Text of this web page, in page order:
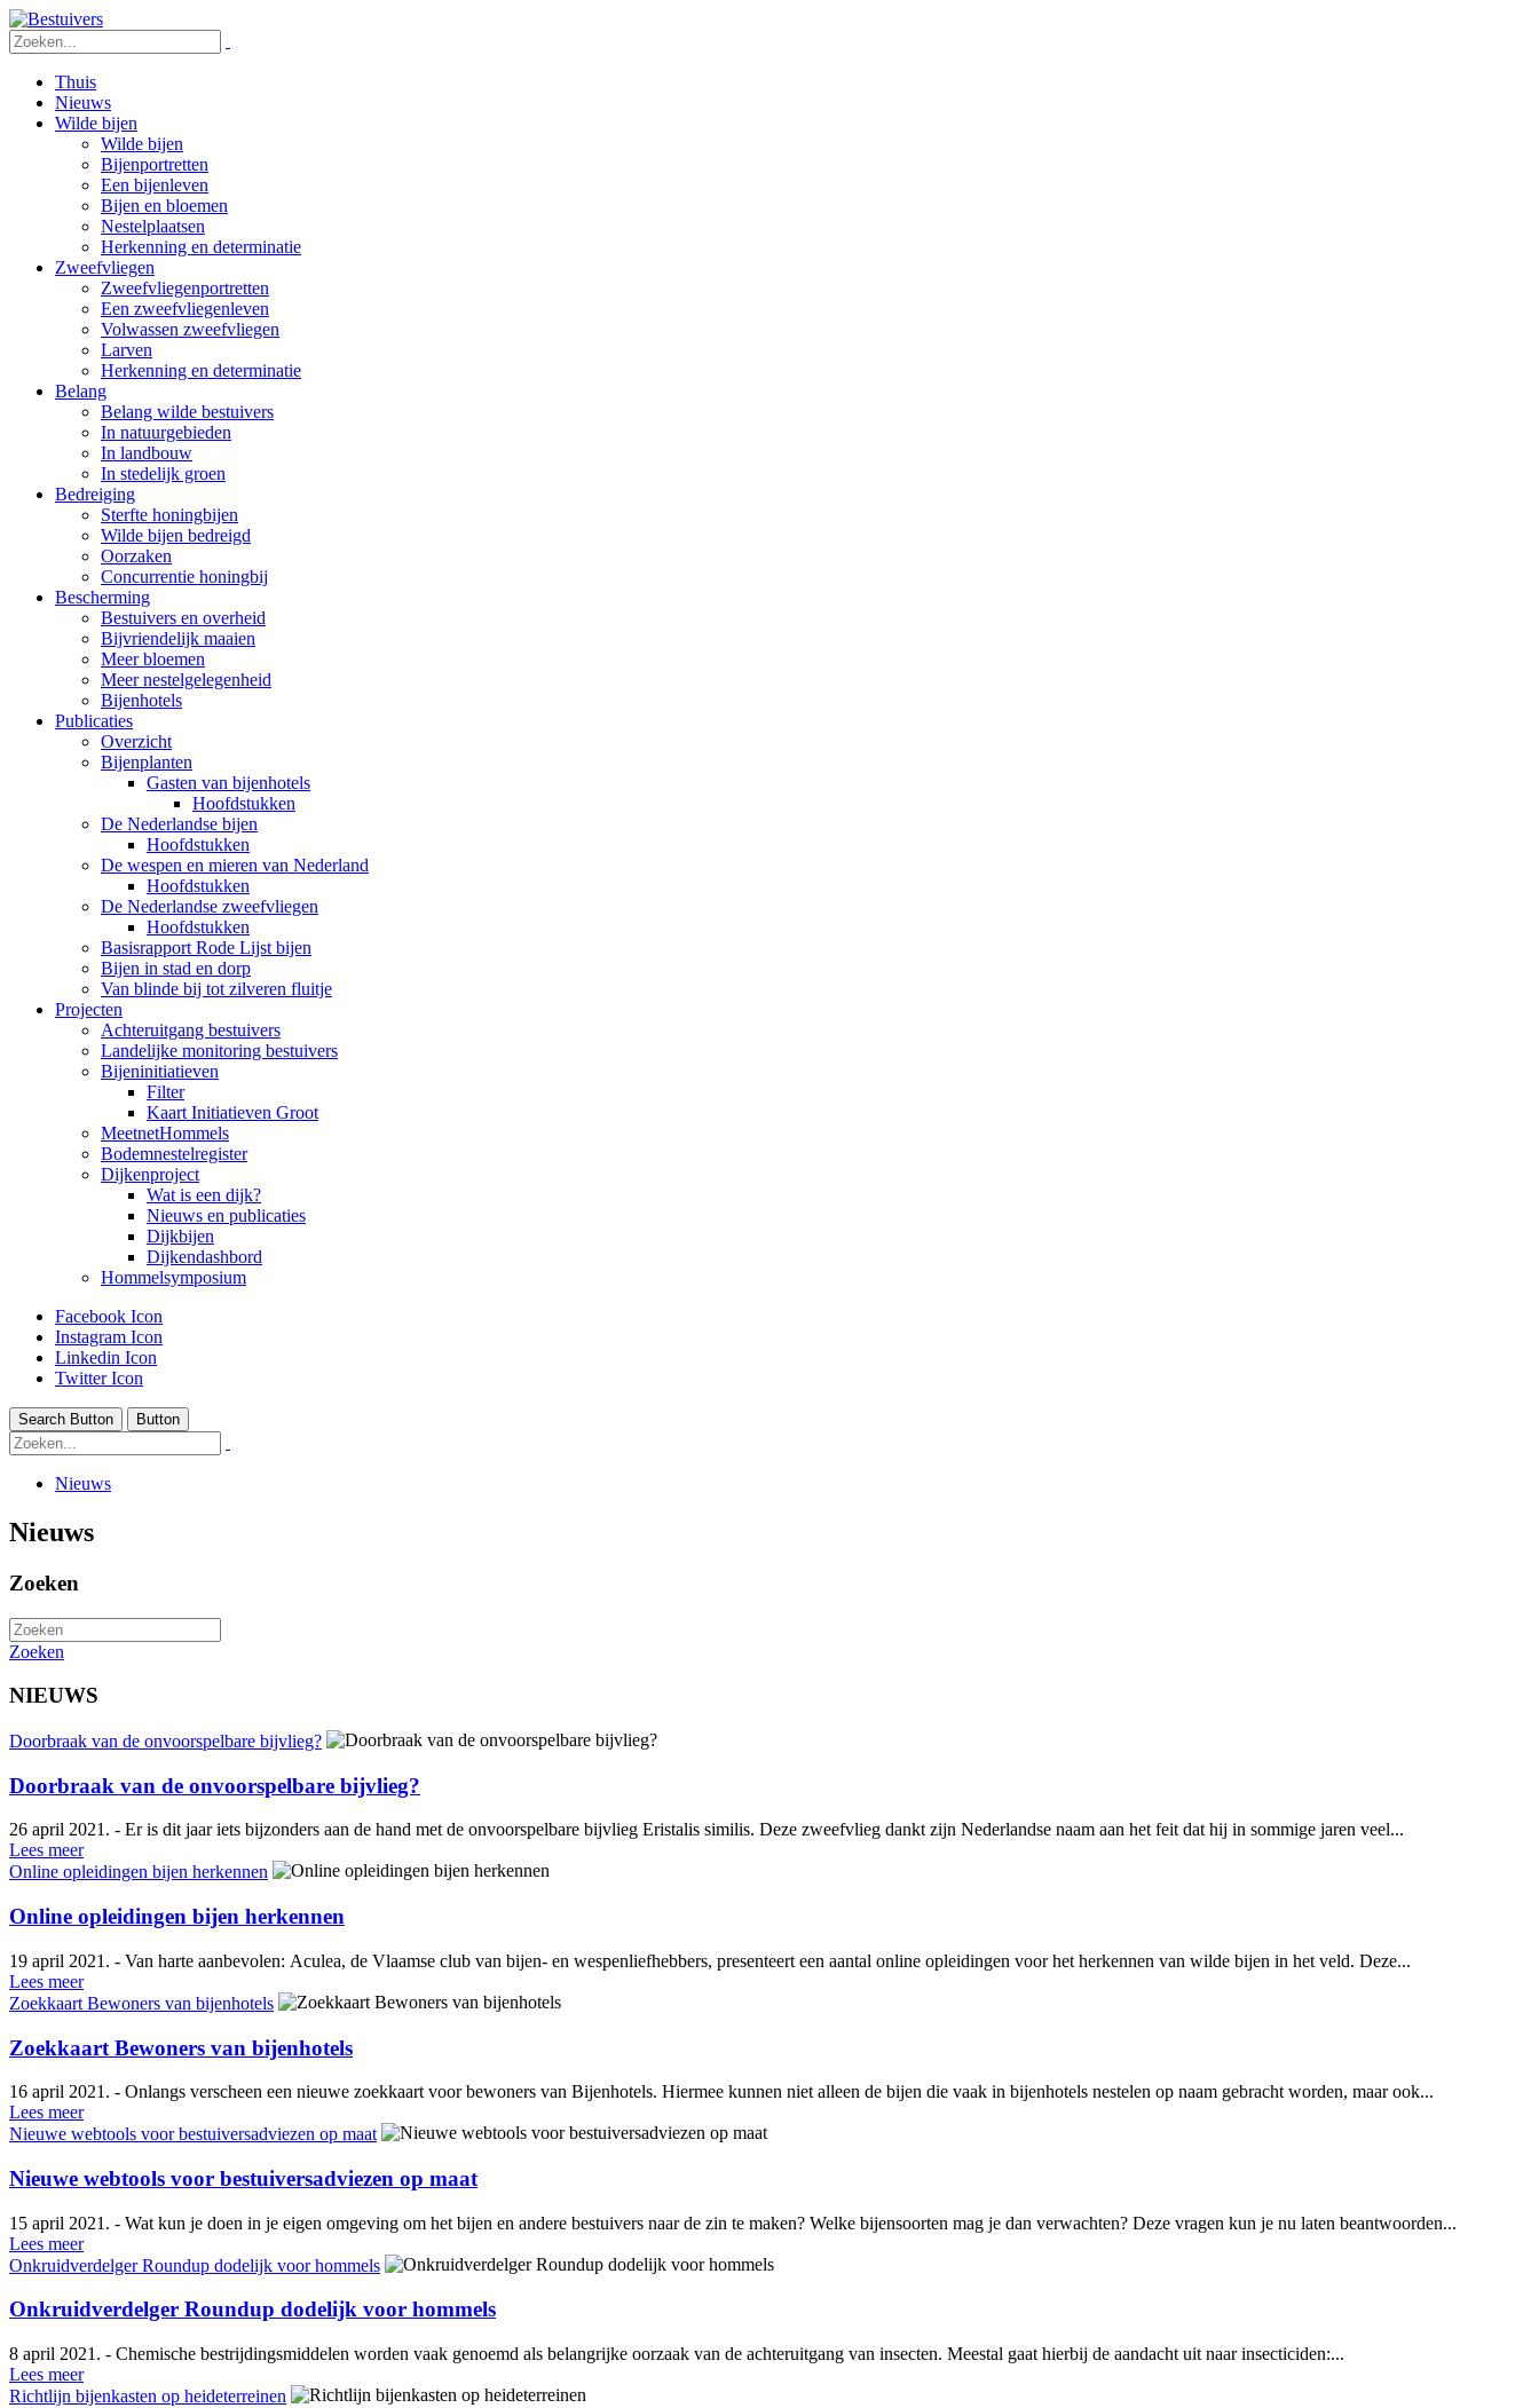
Thuis
Nieuws
Wilde bijen
Wilde bijen
Bijenportretten
Een bijenleven
Bijen en bloemen
Nestelplaatsen
Herkenning en determinatie
Zweefvliegen
Zweefvliegenportretten
Een zweefvliegenleven
Volwassen zweefvliegen
Larven
Herkenning en determinatie
Belang
Belang wilde bestuivers
In natuurgebieden
In landbouw
In stedelijk groen
Bedreiging
Sterfte honingbijen
Wilde bijen bedreigd
Oorzaken
Concurrentie honingbij
Bescherming
Bestuivers en overheid
Bijvriendelijk maaien
Meer bloemen
Meer nestelgelegenheid
Bijenhotels
Publicaties
Overzicht
Bijenplanten
Gasten van bijenhotels
Hoofdstukken
De Nederlandse bijen
Hoofdstukken
De wespen en mieren van Nederland
Hoofdstukken
De Nederlandse zweefvliegen
Hoofdstukken
Basisrapport Rode Lijst bijen
Bijen in stad en dorp
Van blinde bij tot zilveren fluitje
Projecten
Achteruitgang bestuivers
Landelijke monitoring bestuivers
Bijeninitiatieven
Filter
Kaart Initiatieven Groot
MeetnetHommels
Bodemnestelregister
Dijkenproject
Wat is een dijk?
Nieuws en publicaties
Dijkbijen
Dijkendashbord
Hommelsymposium
Facebook Icon
Instagram Icon
Linkedin Icon
Twitter Icon
Search Button Button
Nieuws
Nieuws
Zoeken
Zoeken
NIEUWS
Doorbraak van de onvoorspelbare bijvlieg?
Doorbraak van de onvoorspelbare bijvlieg?
26 april 2021. - Er is dit jaar iets bijzonders aan de hand met de onvoorspelbare bijvlieg Eristalis similis. Deze zweefvlieg dankt zijn Nederlandse naam aan het feit dat hij in sommige jaren veel...
Lees meer
Online opleidingen bijen herkennen
Online opleidingen bijen herkennen
19 april 2021. - Van harte aanbevolen: Aculea, de Vlaamse club van bijen- en wespenliefhebbers, presenteert een aantal online opleidingen voor het herkennen van wilde bijen in het veld. Deze...
Lees meer
Zoekkaart Bewoners van bijenhotels
Zoekkaart Bewoners van bijenhotels
16 april 2021. - Onlangs verscheen een nieuwe zoekkaart voor bewoners van Bijenhotels. Hiermee kunnen niet alleen de bijen die vaak in bijenhotels nestelen op naam gebracht worden, maar ook...
Lees meer
Nieuwe webtools voor bestuiversadviezen op maat
Nieuwe webtools voor bestuiversadviezen op maat
15 april 2021. - Wat kun je doen in je eigen omgeving om het bijen en andere bestuivers naar de zin te maken? Welke bijensoorten mag je dan verwachten? Deze vragen kun je nu laten beantwoorden...
Lees meer
Onkruidverdelger Roundup dodelijk voor hommels
Onkruidverdelger Roundup dodelijk voor hommels
8 april 2021. - Chemische bestrijdingsmiddelen worden vaak genoemd als belangrijke oorzaak van de achteruitgang van insecten. Meestal gaat hierbij de aandacht uit naar insecticiden:...
Lees meer
Richtlijn bijenkasten op heideterreinen